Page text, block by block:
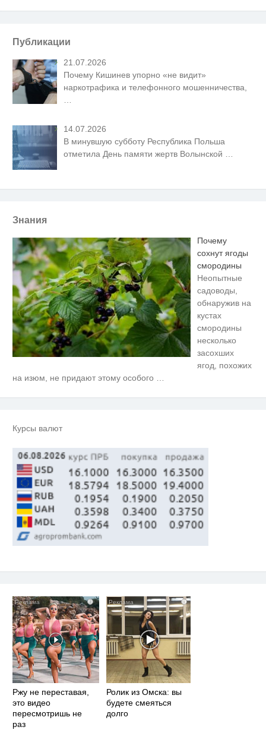
Публикации
21.07.2026
Почему Кишинев упорно «не видит»
наркотрафика и телефонного мошенничества,
…
14.07.2026
В минувшую субботу Республика Польша
отметила День памяти жертв Волынской
Знания
Почему
сохнут ягоды
смородины
Неопытные
садоводы,
обнаружив на
кустах
смородины
несколько
засохших
ягод, похожих
на изюм, не придают этому особого …
Курсы валют
i
Ржу не переставая,
это видео
пересмотришь не
раз
i
Ролик из Омска: вы
будете смеяться
долго
Крыма: Что люди вытворяют,
не оставит равнодушным